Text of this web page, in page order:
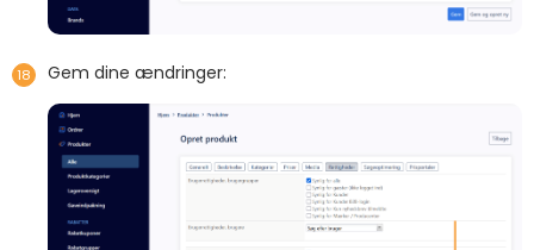
Gem dine ændringer: